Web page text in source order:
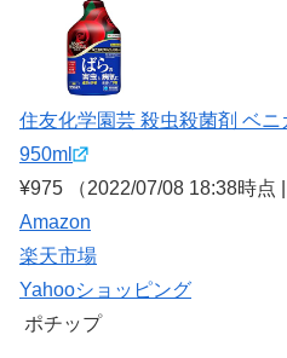
住友化学園芸 殺虫殺菌剤 ベ
950ml
¥975
（2022/07/08 18:38時点
Amazon
楽天市場
Yahooショッピング
ポチップ